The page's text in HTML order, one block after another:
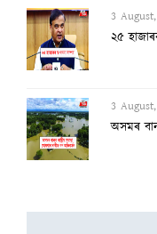
3
২৫
3
অসমৰ